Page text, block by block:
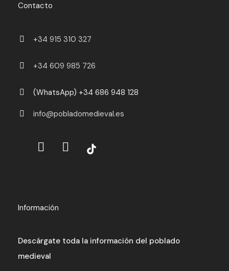
Contacto
+34 915 310 327
+34 609 985 726
(WhatsApp) +34 686 948 128
info@pobladomedieval.es
Información
Descárgate toda la información del poblado
medieval